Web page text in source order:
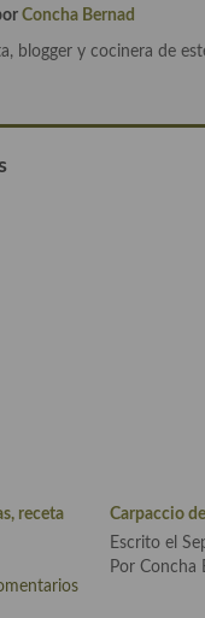
Concha Bernad
blogger y cocinera de
receta
Carpaccio
Escrito el
Por